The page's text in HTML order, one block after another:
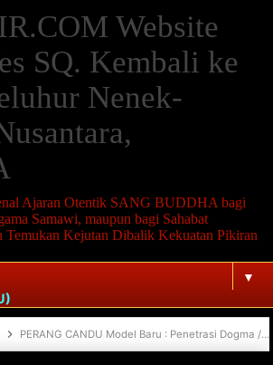
Website
SQ. Kembali ke
Nenek-
Ajaran Otentik SANG BUDDHA bagi
Samawi, maupun bagi Sahabat
Temukan Kejutan Dibalik Kekuatan Pikiran
▼
PERANG CANDU Model Baru : Penetrasi Dogma / Ideologi Korup Bernama “PENGHAPUSAN DOSA”, bagi “KORUPTOR DOSA” Tentunya